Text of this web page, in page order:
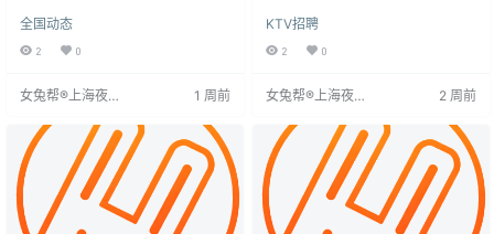
注重沟通能力和服务意识，无经验
者亦可。主要职责为酒水推销、顾
求为年龄18-35岁，身体健康，性格
上海夜生活丰富，为求职者提供良
好平台。
全国动态
2 0
女兔帮®上海夜场
1 周前
象佳，无不良嗜好，有无经验均
可，提供免费培训。工作内容为活
面试。
KTV招聘
2 0
女兔帮®上海夜场
2 周前